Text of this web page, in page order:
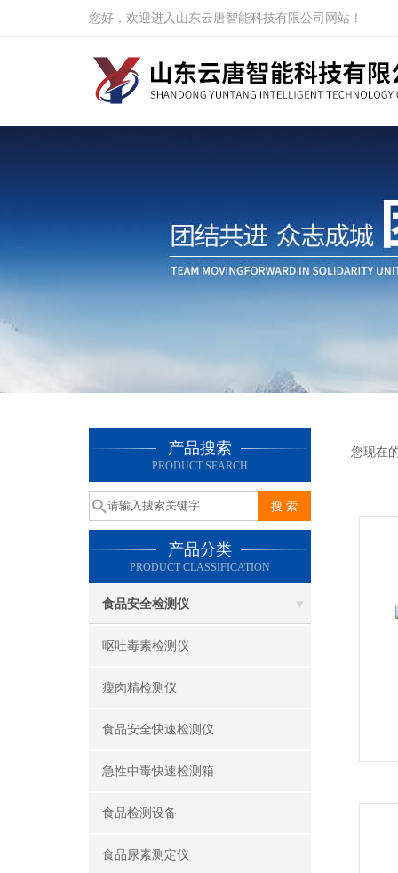
您好，欢迎进入山东云唐智能科技有限公司网站！
产品搜索
PRODUCT SEARCH
产品分类
PRODUCT CLASSIFICATION
食品安全检测仪
呕吐毒素检测仪
瘦肉精检测仪
食品安全快速检测仪
急性中毒快速检测箱
食品检测设备
食品尿素测定仪
您现在